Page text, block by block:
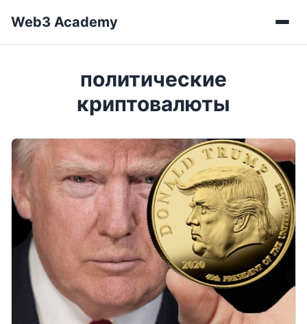
Web3 Academy
политические
криптовалюты